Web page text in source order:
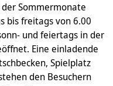
Sommermonate
bis freitags von 6.00
und feiertags in der
Eine einladende
Spielplatz
den Besuchern